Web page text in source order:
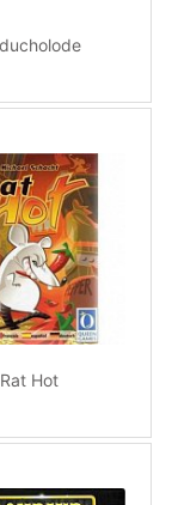
Rat Hot